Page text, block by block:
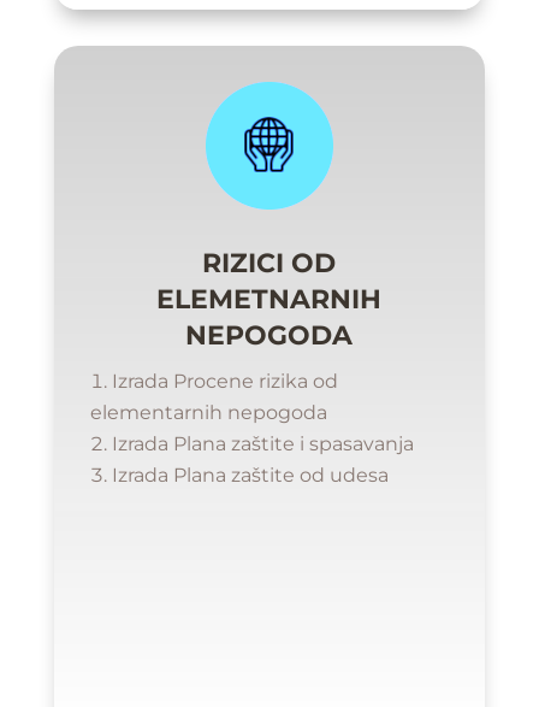
RIZICI OD
ELEMETNARNIH
NEPOGODA
Izrada Procene rizika od
elementarnih nepogoda
Izrada Plana zaštite i spasavanja
Izrada Plana zaštite od udesa